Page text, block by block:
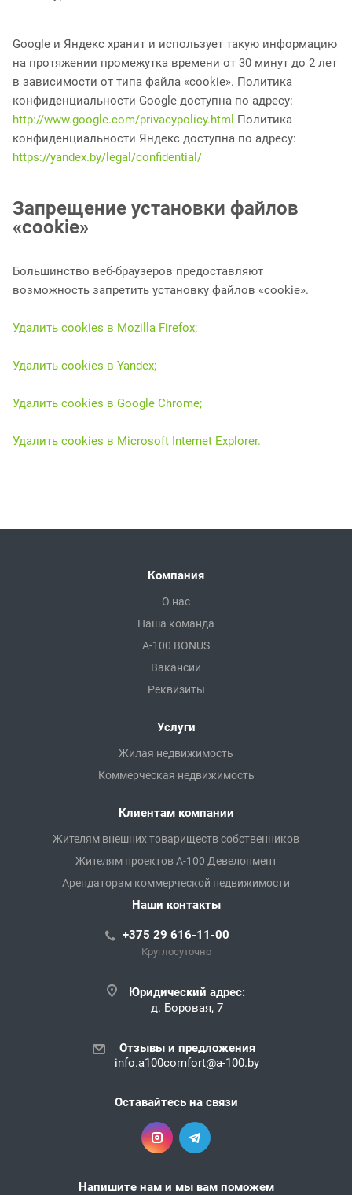
Google и Яндекс хранит и использует такую информацию
на протяжении промежутка времени от 30 минут до 2 лет
в зависимости от типа файла «cookie». Политика
конфиденциальности Google доступна по адресу:
http://www.google.com/privacypolicy.html Политика
конфиденциальности Яндекс доступна по адресу:
https://yandex.by/legal/confidential/
Запрещение установки файлов
«cookie»
Большинство веб-браузеров предоставляют
возможность запретить установку файлов «cookie».
Удалить cookies в Mozilla Firefox;
Удалить cookies в Yandex;
Удалить cookies в Google Chrome;
Удалить cookies в Microsoft Internet Explorer.
Компания
О нас
Наша команда
A-100 BONUS
Вакансии
Реквизиты
Услуги
Жилая недвижимость
Коммерческая недвижимость
Клиентам компании
Жителям внешних товариществ собственников
Жителям проектов А-100 Девелопмент
Арендаторам коммерческой недвижимости
Наши контакты
+375 29 616-11-00
Круглосуточно
Юридический адрес:
д. Боровая, 7
Отзывы и предложения
info.a100comfort@a-100.by
Оставайтесь на связи
Напишите нам и мы вам поможем